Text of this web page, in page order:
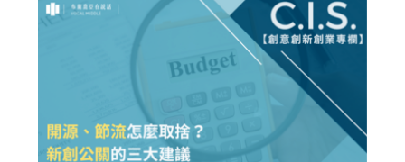
透明的資訊中陷入信任困境 。 品牌資產脆弱：過
度過度仰賴單一事件造勢，導致聲量隨新聞熱度冷